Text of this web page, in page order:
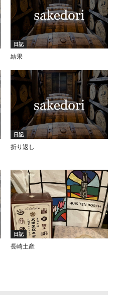
日記
結果
日記
折り返し
日記
長崎土産